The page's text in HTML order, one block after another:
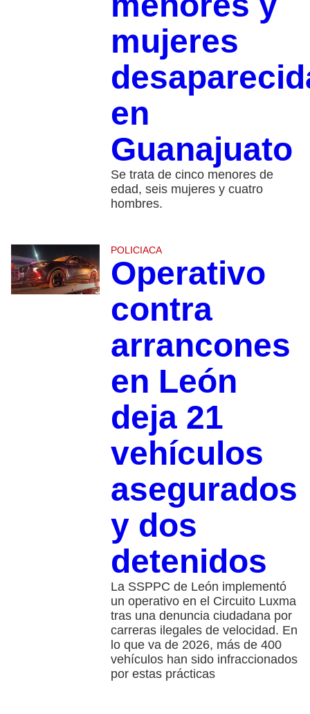
mujeres
en
Guanajuato
Se trata de cinco menores de
edad, seis mujeres y cuatro
hombres.
POLICIACA
Operativo
contra
arrancones
en León
deja 21
vehículos
asegurados
y dos
detenidos
La SSPPC de León implementó
un operativo en el Circuito Luxma
tras una denuncia ciudadana por
carreras ilegales de velocidad. En
lo que va de 2026, más de 400
vehículos han sido infraccionados
por estas prácticas